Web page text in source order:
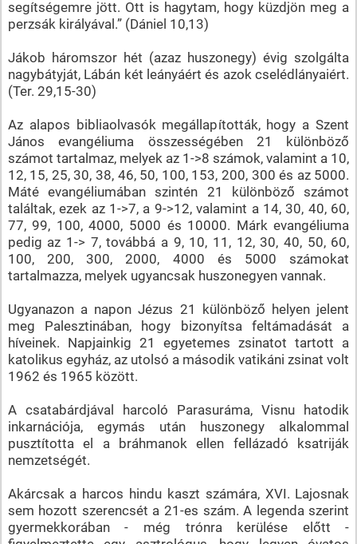
segítségemre jött. Ott is hagytam, hogy küzdjön meg a
perzsák királyával.” (Dániel 10,13)
Jákob háromszor hét (azaz huszonegy) évig szolgálta
nagybátyját, Lábán két leányáért és azok cselédlányaiért.
(Ter. 29,15-30)
Az alapos bibliaolvasók megállapították, hogy a Szent
János evangéliuma összességében 21 különböző
számot tartalmaz, melyek az 1->8 számok, valamint a 10,
12, 15, 25, 30, 38, 46, 50, 100, 153, 200, 300 és az 5000.
Máté evangéliumában szintén 21 különböző számot
találtak, ezek az 1->7, a 9->12, valamint a 14, 30, 40, 60,
77, 99, 100, 4000, 5000 és 10000. Márk evangéliuma
pedig az 1-> 7, továbbá a 9, 10, 11, 12, 30, 40, 50, 60,
100, 200, 300, 2000, 4000 és 5000 számokat
tartalmazza, melyek ugyancsak huszonegyen vannak.
Ugyanazon a napon Jézus 21 különböző helyen jelent
meg Palesztinában, hogy bizonyítsa feltámadását a
híveinek. Napjainkig 21 egyetemes zsinatot tartott a
katolikus egyház, az utolsó a második vatikáni zsinat volt
1962 és 1965 között.
A csatabárdjával harcoló Parasuráma, Visnu hatodik
inkarnációja, egymás után huszonegy alkalommal
pusztította el a bráhmanok ellen fellázadó ksatriják
nemzetségét.
Akárcsak a harcos hindu kaszt számára, XVI. Lajosnak
sem hozott szerencsét a 21-es szám. A legenda szerint
gyermekkorában - még trónra kerülése előtt -